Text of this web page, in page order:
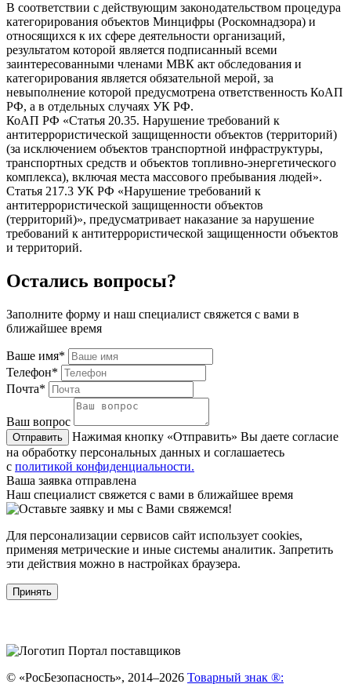
В соответствии с действующим законодательством процедура
категорирования объектов Минцифры (Роскомнадзора) и
относящихся к их сфере деятельности организаций,
результатом которой является подписанный всеми
заинтересованными членами МВК акт обследования и
категорирования является обязательной мерой, за
невыполнение которой предусмотрена ответственность КоАП
РФ, а в отдельных случаях УК РФ.
КоАП РФ «Статья 20.35. Нарушение требований к
антитеррористической защищенности объектов (территорий)
(за исключением объектов транспортной инфраструктуры,
транспортных средств и объектов топливно-энергетического
комплекса), включая места массового пребывания людей».
Статья 217.3 УК РФ «Нарушение требований к
антитеррористической защищенности объектов
(территорий)», предусматривает наказание за нарушение
требований к антитеррористической защищенности объектов
и территорий.
Остались вопросы?
Заполните форму и наш специалист свяжется с вами в
ближайшее время
Ваше имя*
Телефон*
Почта*
Ваш вопрос
Отправить
Нажимая кнопку «Отправить» Вы даете согласие
на обработку персональных данных и соглашаетесь
с политикой конфиденциальности.
Ваша заявка отправлена
Наш специалист свяжется с вами в ближайшее время
Для персонализации сервисов сайт использует cookies,
применяя метрические и иные системы аналитик. Запретить
эти действия можно в настройках браузера.
Принять
© «РосБезопасность», 2014–2026 Товарный знак ®: